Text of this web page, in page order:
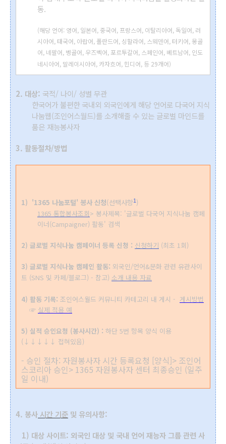
동.
(해당 언어: 영어, 일본어, 중국어, 프랑스어, 이탈리아어, 독일어, 러
시아어, 태국어, 아랍어, 폴란드어, 싱할라어, 스웨덴어, 터키어, 몽골
어, 네팔어, 벵골어, 우즈벡어, 포르투갈어, 스페인어, 베트남어, 인도
네시아어, 말레이시아어, 카자흐어, 힌디어, 등 29개어)
2. 대상: 국적/ 나이/ 성별 무관
한국어가 불편한 국내외 외국인에게 해당 언어로 다국어 지식
나눔웹(조인어스월드)를 소개해줄 수 있는 글로벌 마인드를
품은 재능봉사자
3. 활동절차/방법
1) '1365 나눔포털' 봉사 신청(선택사항1 )
1365 통합봉사조회> 봉사제목: '글로벌 다국어 지식나눔 캠페
이너(Campaigner) 활동' 검색
2) 글로벌 지식나눔 캠페이너 등록 신청 : 신청하기 (최초 1회)
3) 글로벌 지식나눔 캠페인 활동: 외국인/언어&문화 관련 유관사이
트 (SNS 및 카페/블로그) - 참고) 소개 내용 자료
4) 활동 기록: 조인어스월드 커뮤니티 카테고리 내 게시 - 게시방법
☞ 실제 적용 예
5) 실적 승인요청 (봉사시간) : 하단 5번 항목 양식 이용
( ↓ ↓ ↓ ↓ ↓ 접혀있음)
- 승인 절차: 자원봉사자 시간 등록요청 [양식]> 조인어
스코리아 승인> 1365 자원봉사자 센터 최종승인 (일주
일 이내)
4. 봉사시간 기준 및 유의사항:
1) 대상 사이트: 외국인 대상 및 국내 언어 재능자 그룹 관련 사